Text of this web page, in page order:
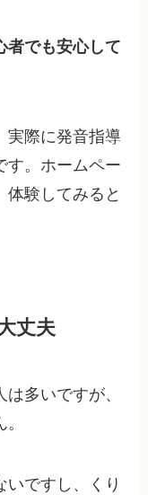
者でも安心して
実際に発音指導
す。ホームペー
体験してみると
丈夫
多いですが、
いですし、くり